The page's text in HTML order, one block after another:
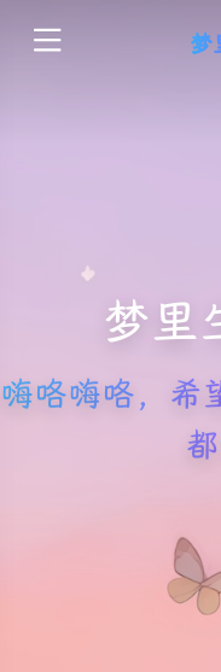
梦
梦里
嗨咯嗨咯，希